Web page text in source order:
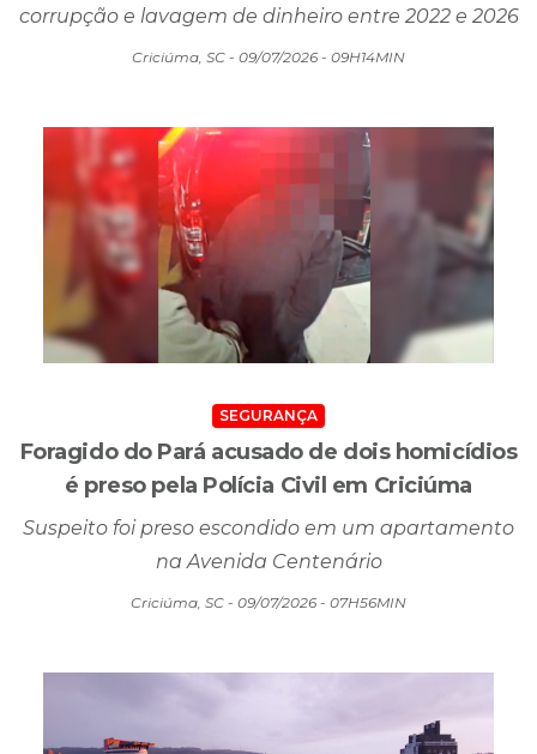
corrupção e lavagem de dinheiro entre 2022 e 2026
Criciúma, SC - 09/07/2026 - 09H14MIN
SEGURANÇA
Foragido do Pará acusado de dois homicídios
é preso pela Polícia Civil em Criciúma
Suspeito foi preso escondido em um apartamento
na Avenida Centenário
Criciúma, SC - 09/07/2026 - 07H56MIN